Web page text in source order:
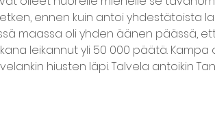
ennen kuin antoi yhdestätoista
maassa oli yhden äänen päässä,
leikannut yli 50 000 päätä. Kampa
hiusten läpi. Talvela antoikin